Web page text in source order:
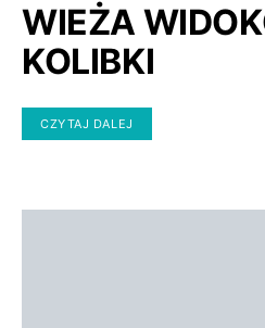
WIEŻA
KOLIBKI
CZYTAJ DALEJ